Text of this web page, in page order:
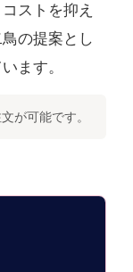
ストを抑え
の提案とし
ます。
が可能です。